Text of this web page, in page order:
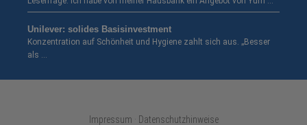
Unilever: solides Basisinvestment
Konzentration auf Schönheit und Hygiene zahlt sich aus. „Besser
als …
Impressum · Datenschutzhinweise